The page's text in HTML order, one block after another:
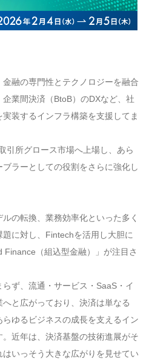
融の専門性とテクノロジーを融合
業間決済（BtoB）のDXなど、社
装するインフラ構築を支援してま
引所グロース市場へ上場し、あら
ラーとしての役割をさらに強化し
の転換、業務効率化といった多く
に対し、Fintechを活用し大胆に
（組込型金融）」が注目さ
ず、流通・サービス・SaaS・イ
と広がっており、決済は単なる
らゆるビジネスの成長を支えるイン
近年は、決済基盤の技術進展がそ
いっそう大きな広がりを見せてい